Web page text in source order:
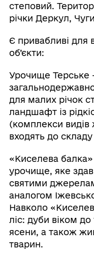
степовий.
річки Деркул,
Є привабливі для
об’єкти:
Урочище Терське
для малих річок
ландшафт із
(комплекси видів
входять до
«Киселева
урочище, яке
святими
аналогом
Навколо
ліс: дуби віком
ясени, а також
тварин.